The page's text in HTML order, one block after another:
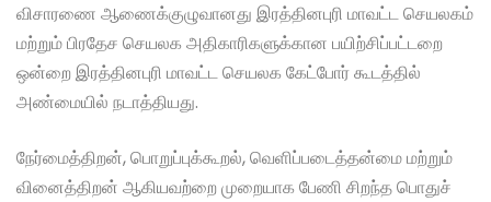
விசாரணை ஆணைக்குழுவானது இரத்தினபுரி மாவட்ட செயலகம்
மற்றும் பிரதேச செயலக அதிகாரிகளுக்கான பயிற்சிப்பட்டறை
ஒன்றை இரத்தினபுரி மாவட்ட செயலக கேட்போர் கூடத்தில்
அண்மையில் நடாத்தியது.
நேர்மைத்திறன், பொறுப்புக்கூறல், வெளிப்படைத்தன்மை மற்றும்
வினைத்திறன் ஆகியவற்றை முறையாக பேணி சிறந்த பொதுச்